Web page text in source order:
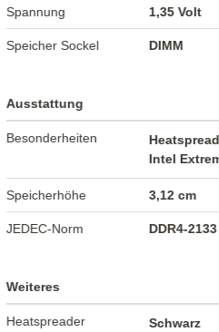
Spannung 1,35 Volt
Speicher Sockel DIMM
Ausstattung
Besonderheiten
Intel
Speicherhöhe 3,12 cm
JEDEC-Norm DDR4-
Weiteres
Heatspreader
Schwarz